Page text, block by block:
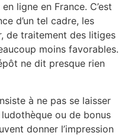
ligne en France. C’est
d’un tel cadre, les
de traitement des litiges
moins favorables.
ne dit presque rien
à ne pas se laisser
ludothèque ou de bonus
donner l’impression